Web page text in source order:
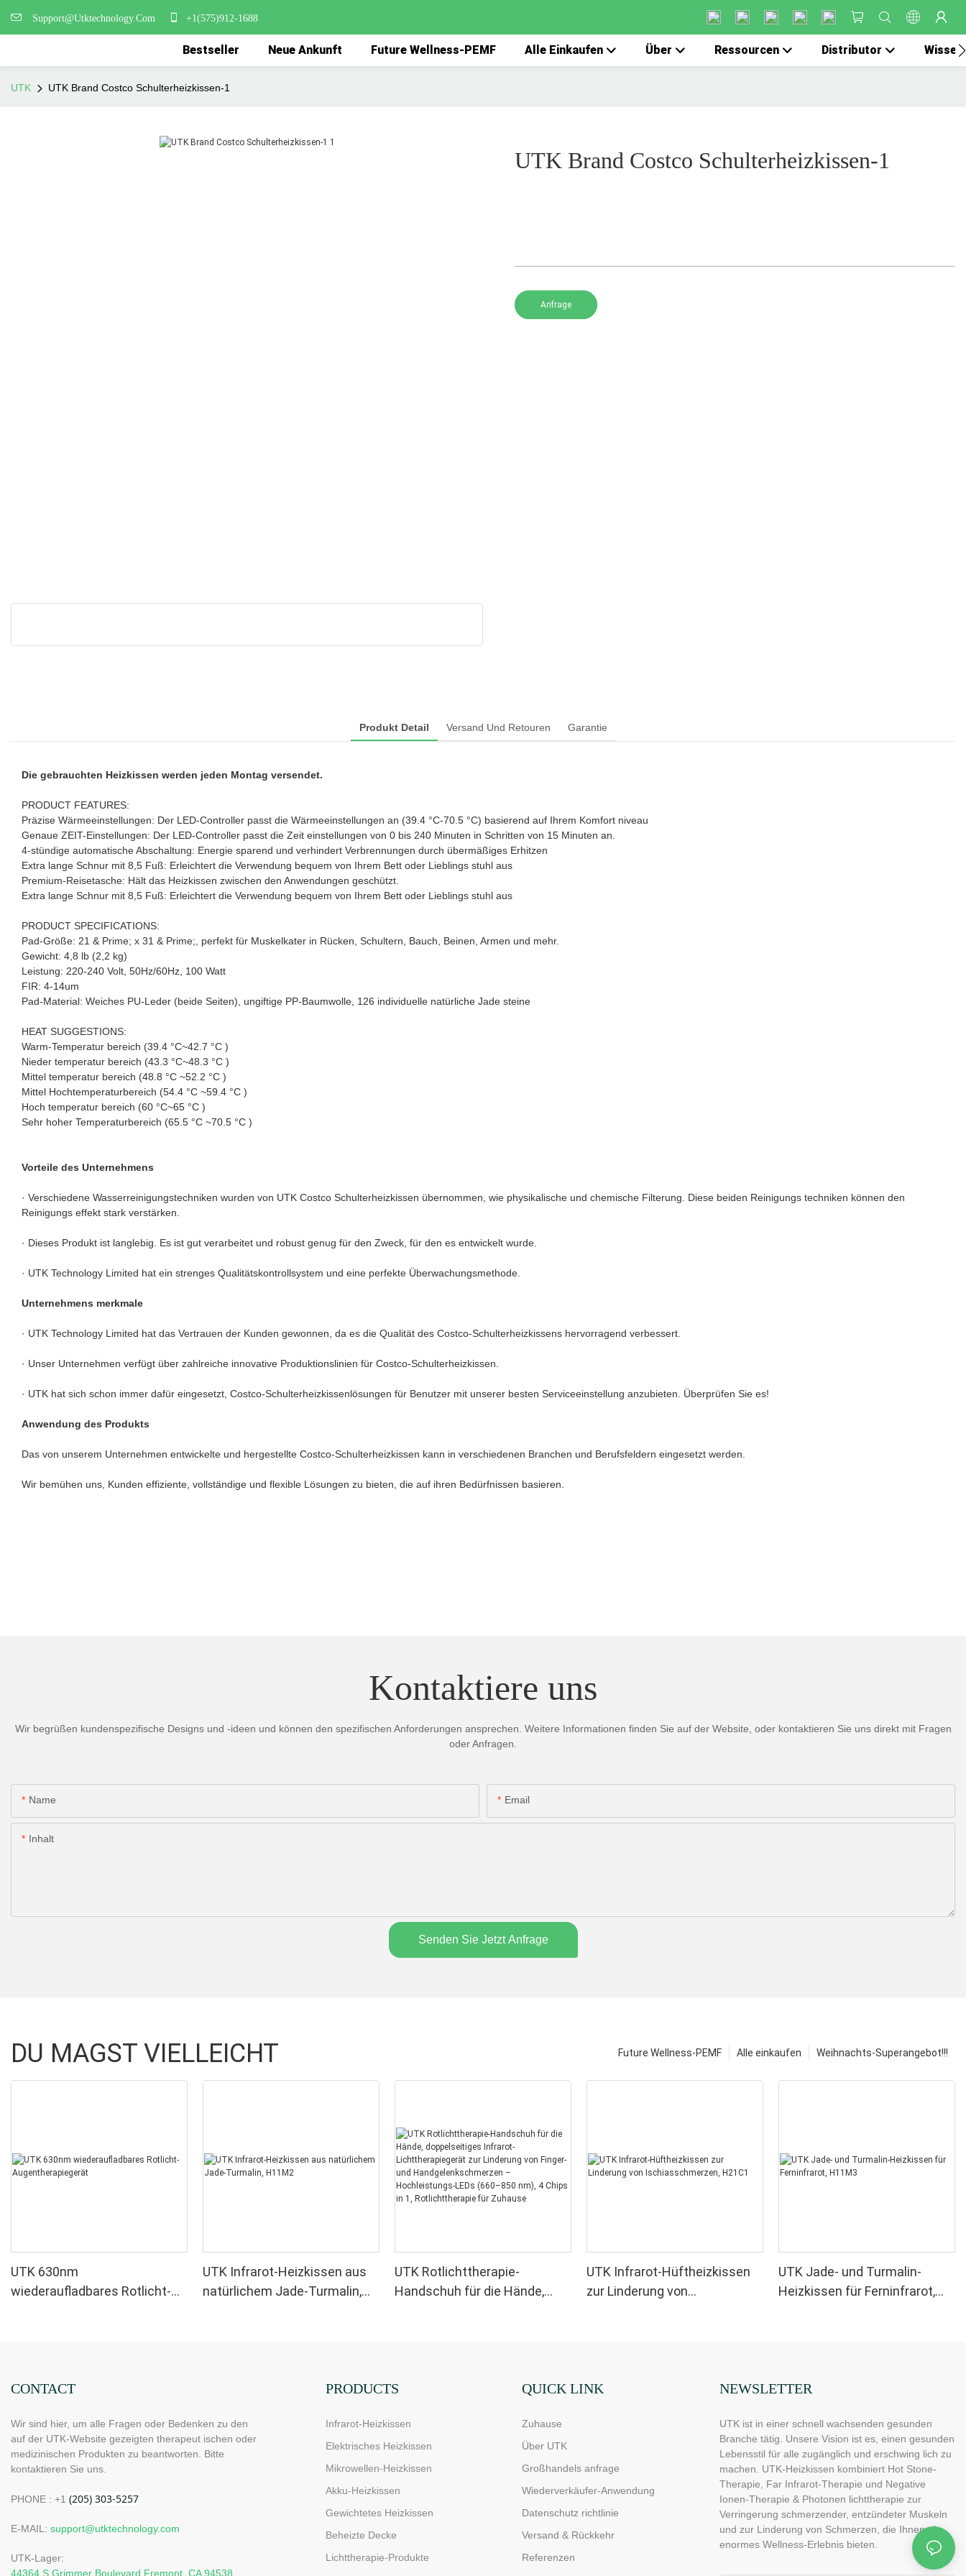
Support@Utktechnology.Com +1(575)912-1688
Bestseller Neue Ankunft Future Wellness-PEMF Alle Einkaufen Über Ressourcen Distributor Wissen
UTK UTK Brand Costco Schulterheizkissen-1
UTK Brand Costco Schulterheizkissen-1
Anfrage
Produkt Detail Versand Und Retouren Garantie
Die gebrauchten Heizkissen werden jeden Montag versendet.
PRODUCT FEATURES:
Präzise Wärmeeinstellungen: Der LED-Controller passt die Wärmeeinstellungen an (39.4 °C-70.5 °C) basierend auf Ihrem Komfort niveau
Genaue ZEIT-Einstellungen: Der LED-Controller passt die Zeit einstellungen von 0 bis 240 Minuten in Schritten von 15 Minuten an.
4-stündige automatische Abschaltung: Energie sparend und verhindert Verbrennungen durch übermäßiges Erhitzen
Extra lange Schnur mit 8,5 Fuß: Erleichtert die Verwendung bequem von Ihrem Bett oder Lieblings stuhl aus
Premium-Reisetasche: Hält das Heizkissen zwischen den Anwendungen geschützt.
Extra lange Schnur mit 8,5 Fuß: Erleichtert die Verwendung bequem von Ihrem Bett oder Lieblings stuhl aus
PRODUCT SPECIFICATIONS:
Pad-Größe: 21 & Prime; x 31 & Prime;, perfekt für Muskelkater in Rücken, Schultern, Bauch, Beinen, Armen und mehr.
Gewicht: 4,8 lb (2,2 kg)
Leistung: 220-240 Volt, 50Hz/60Hz, 100 Watt
FIR: 4-14um
Pad-Material: Weiches PU-Leder (beide Seiten), ungiftige PP-Baumwolle, 126 individuelle natürliche Jade steine
HEAT SUGGESTIONS:
Warm-Temperatur bereich (39.4 °C~42.7 °C )
Nieder temperatur bereich (43.3 °C~48.3 °C )
Mittel temperatur bereich (48.8 °C ~52.2 °C )
Mittel Hochtemperaturbereich (54.4 °C ~59.4 °C )
Hoch temperatur bereich (60 °C~65 °C )
Sehr hoher Temperaturbereich (65.5 °C ~70.5 °C )
Vorteile des Unternehmens
· Verschiedene Wasserreinigungstechniken wurden von UTK Costco Schulterheizkissen übernommen, wie physikalische und chemische Filterung. Diese beiden Reinigungs techniken können den
Reinigungs effekt stark verstärken.
· Dieses Produkt ist langlebig. Es ist gut verarbeitet und robust genug für den Zweck, für den es entwickelt wurde.
· UTK Technology Limited hat ein strenges Qualitätskontrollsystem und eine perfekte Überwachungsmethode.
Unternehmens merkmale
· UTK Technology Limited hat das Vertrauen der Kunden gewonnen, da es die Qualität des Costco-Schulterheizkissens hervorragend verbessert.
· Unser Unternehmen verfügt über zahlreiche innovative Produktionslinien für Costco-Schulterheizkissen.
· UTK hat sich schon immer dafür eingesetzt, Costco-Schulterheizkissenlösungen für Benutzer mit unserer besten Serviceeinstellung anzubieten. Überprüfen Sie es!
Anwendung des Produkts
Das von unserem Unternehmen entwickelte und hergestellte Costco-Schulterheizkissen kann in verschiedenen Branchen und Berufsfeldern eingesetzt werden.
Wir bemühen uns, Kunden effiziente, vollständige und flexible Lösungen zu bieten, die auf ihren Bedürfnissen basieren.
Kontaktiere uns
Wir begrüßen kundenspezifische Designs und -ideen und können den spezifischen Anforderungen ansprechen. Weitere Informationen finden Sie auf der Website, oder kontaktieren Sie uns direkt mit Fragen
oder Anfragen.
Name Email
Inhalt
Senden Sie Jetzt Anfrage
DU MAGST VIELLEICHT Weihnachts-Superangebot!!!
Alle einkaufen
Future Wellness-PEMF
UTK 630nm
wiederaufladbares Rotlicht-
UTK Infrarot-Heizkissen aus
natürlichem Jade-Turmalin,
UTK Rotlichttherapie-
Handschuh für die Hände,
Hochleistungs-LEDs (660–
Rotlichttherapie für Zuhause
UTK Infrarot-Hüftheizkissen
zur Linderung von
UTK Jade- und Turmalin-
Heizkissen für Ferninfrarot,
CONTACT
Wir sind hier, um alle Fragen oder Bedenken zu den
auf der UTK-Website gezeigten therapeut ischen oder
medizinischen Produkten zu beantworten. Bitte
kontaktieren Sie uns.
PHONE : +1
E-MAIL: support@utktechnology.com
UTK-Lager:
44364 S Grimmer Boulevard Fremont, CA 94538
PRODUCTS
Infrarot-Heizkissen
Elektrisches Heizkissen
Mikrowellen-Heizkissen
Akku-Heizkissen
Gewichtetes Heizkissen
Beheizte Decke
Lichttherapie-Produkte
QUICK LINK
Zuhause
Über UTK
Großhandels anfrage
Wiederverkäufer-Anwendung
Datenschutz richtlinie
Versand & Rückkehr
Referenzen
NEWSLETTER
UTK ist in einer schnell wachsenden gesunden
Branche tätig. Unsere Vision ist es, einen gesunden
Lebensstil für alle zugänglich und erschwing lich zu
machen. UTK-Heizkissen kombiniert Hot Stone-
Therapie, Far Infrarot-Therapie und Negative
Ionen-Therapie & Photonen lichttherapie zur
Verringerung schmerzender, entzündeter Muskeln
und zur Linderung von Schmerzen, die Ihnen ein
enormes Wellness-Erlebnis bieten.